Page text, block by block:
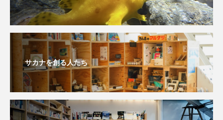
未利用魚 未来館 東京湾 栄養
桂浜水族館 梅雨 棘皮動物
横浜開運水族館 正月 歴史
死滅回遊魚 水 水族館 水族館人
水槽 水生昆虫 水生生物 汽水域
サカナを創る人たち